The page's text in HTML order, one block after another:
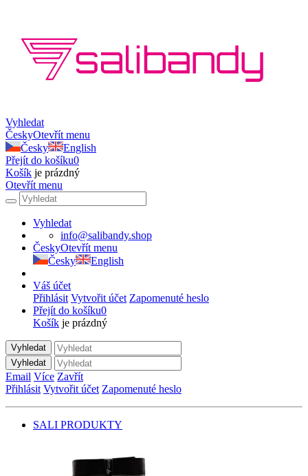
Vyhledat
ČeskyOtevřít menu
Česky
English
Přejít do košíku0
Košík je prázdný
Otevřít menu
Vyhledat
info@salibandy.shop
ČeskyOtevřít menu
Česky
English
Váš účet
Přihlásit Vytvořit účet Zapomenuté heslo
Přejít do košíku0
Košík je prázdný
Vyhledat
Vyhledat
Email Více Zavřít
Přihlásit Vytvořit účet Zapomenuté heslo
SALI PRODUKTY